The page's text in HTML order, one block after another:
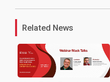
Related News